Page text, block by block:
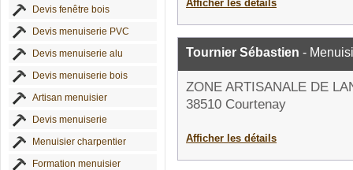
Devis fenêtre bois
Devis menuiserie PVC
Devis menuiserie alu
Devis menuiserie bois
Artisan menuisier
Devis menuiserie
Menuisier charpentier
Formation menuisier
Afficher les détails
Tournier Sébastien -
ZONE ARTISANALE DE
38510 Courtenay
Afficher les détails